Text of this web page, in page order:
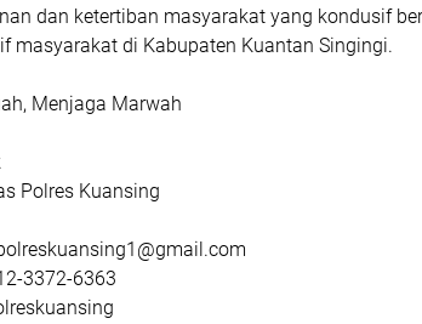
dan ketertiban masyarakat yang kondusif
masyarakat di Kabupaten Kuantan Singingi.
Menjaga Marwah
Polres Kuansing
3372-6363